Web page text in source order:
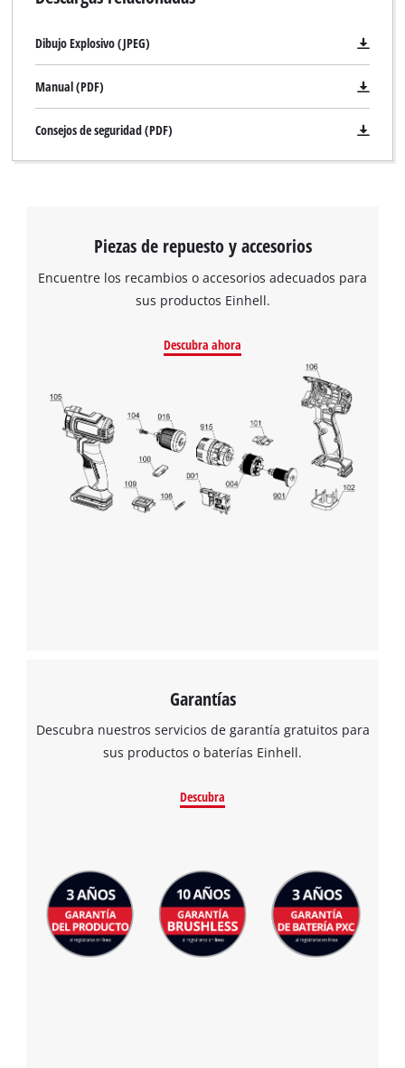
Dibujo Explosivo (JPEG)
Manual (PDF)
Consejos de seguridad (PDF)
Piezas de repuesto y accesorios
Encuentre los recambios o accesorios adecuados para
sus productos Einhell.
Descubra ahora
Garantías
Descubra nuestros servicios de garantía gratuitos para
sus productos o baterías Einhell.
Descubra